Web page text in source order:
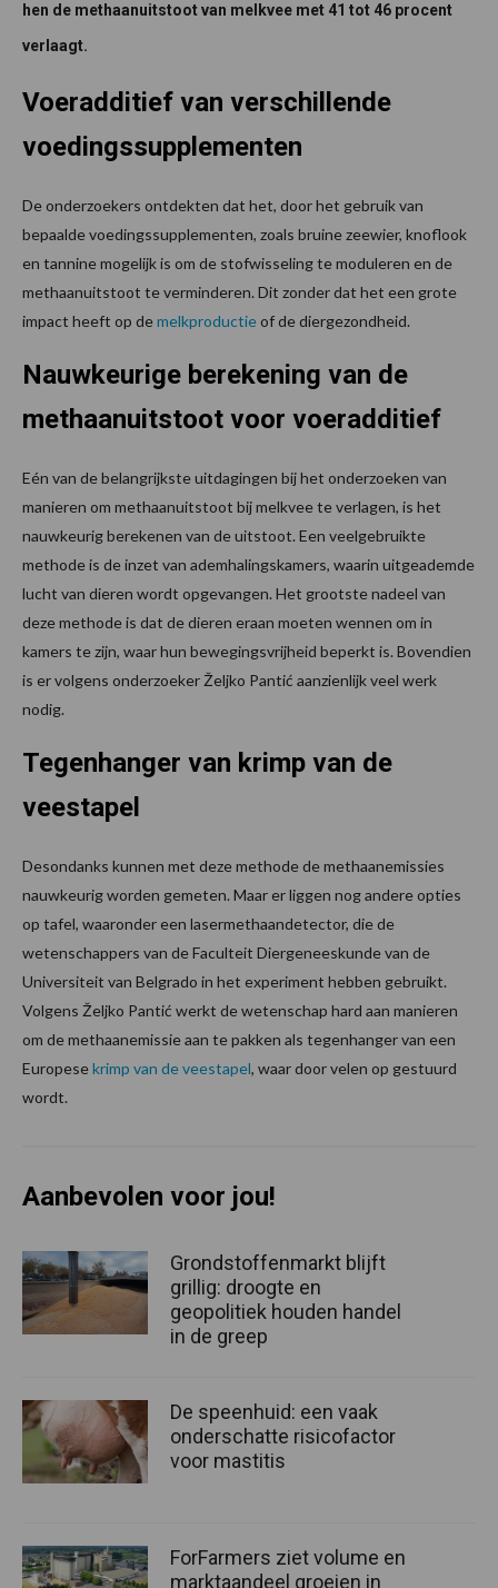
hen de methaanuitstoot van melkvee met 41 tot 46 procent
verlaagt.
Voeradditief van verschillende
voedingssupplementen
De onderzoekers ontdekten dat het, door het gebruik van
bepaalde voedingssupplementen, zoals bruine zeewier, knoflook
en tannine mogelijk is om de stofwisseling te moduleren en de
methaanuitstoot te verminderen. Dit zonder dat het een grote
impact heeft op demelkproductieof de diergezondheid.
Nauwkeurige berekening van de
methaanuitstoot voor voeradditief
Eén van de belangrijkste uitdagingen bij het onderzoeken van
manieren om methaanuitstoot bij melkvee te verlagen, is het
nauwkeurig berekenen van de uitstoot. Een veelgebruikte
methode is de inzet van ademhalingskamers, waarin uitgeademde
lucht van dieren wordt opgevangen. Het grootste nadeel van
deze methode is dat de dieren eraan moeten wennen om in
kamers te zijn, waar hun bewegingsvrijheid beperkt is. Bovendien
is er volgens onderzoeker Željko Pantić aanzienlijk veel werk
nodig.
Tegenhanger van krimp van de
veestapel
Desondanks kunnen met deze methode de methaanemissies
nauwkeurig worden gemeten. Maar er liggen nog andere opties
op tafel, waaronder een lasermethaandetector, die de
wetenschappers van de Faculteit Diergeneeskunde van de
Universiteit van Belgrado in het experiment hebben gebruikt.
Volgens Željko Pantić werkt de wetenschap hard aan manieren
om de methaanemissie aan te pakken als tegenhanger van een
Europesekrimp van de veestapel, waar door velen op gestuurd
wordt.
Aanbevolen voor jou!
Grondstoffenmarkt blijft
grillig: droogte en
geopolitiek houden handel
in de greep
De speenhuid: een vaak
onderschatte risicofactor
voor mastitis
ForFarmers ziet volume en
marktaandeel groeien in